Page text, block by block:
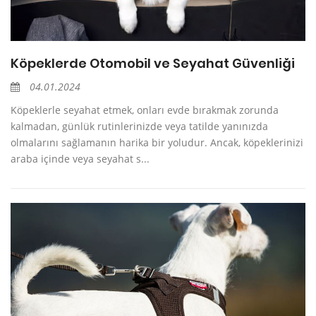
Köpeklerde Otomobil ve Seyahat Güvenliği
04.01.2024
Köpeklerle seyahat etmek, onları evde bırakmak zorunda
kalmadan, günlük rutinlerinizde veya tatilde yanınızda
olmalarını sağlamanın harika bir yoludur. Ancak, köpeklerinizi
araba içinde veya seyahat s...